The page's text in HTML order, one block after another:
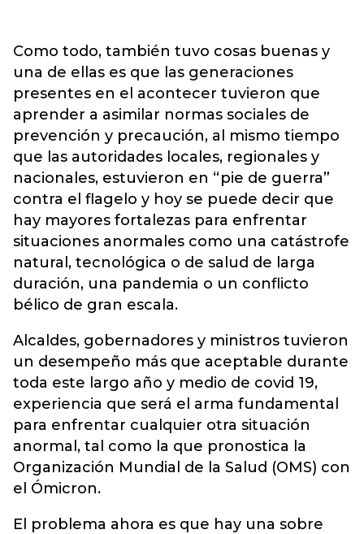
Como todo, también tuvo cosas buenas y
una de ellas es que las generaciones
presentes en el acontecer tuvieron que
aprender a asimilar normas sociales de
prevención y precaución, al mismo tiempo
que las autoridades locales, regionales y
nacionales, estuvieron en “pie de guerra”
contra el flagelo y hoy se puede decir que
hay mayores fortalezas para enfrentar
situaciones anormales como una catástrofe
natural, tecnológica o de salud de larga
duración, una pandemia o un conflicto
bélico de gran escala.
Alcaldes, gobernadores y ministros tuvieron
un desempeño más que aceptable durante
toda este largo año y medio de covid 19,
experiencia que será el arma fundamental
para enfrentar cualquier otra situación
anormal, tal como la que pronostica la
Organización Mundial de la Salud (OMS) con
el Ómicron.
El problema ahora es que hay una sobre